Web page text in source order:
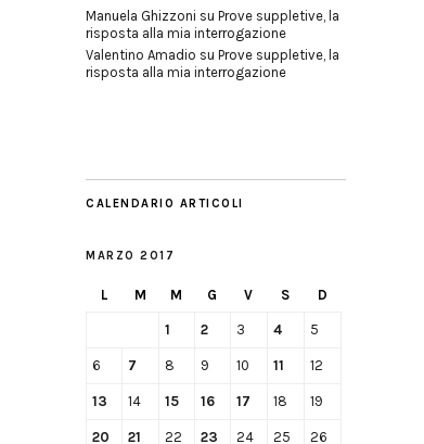
Manuela Ghizzoni su Prove suppletive, la
risposta alla mia interrogazione
Valentino Amadio su Prove suppletive, la
risposta alla mia interrogazione
CALENDARIO ARTICOLI
MARZO 2017
L M M G V S D
1 2 3 4 5
6 7 8 9 10 11 12
13 14 15 16 17 18 19
20 21 22 23 24 25 26